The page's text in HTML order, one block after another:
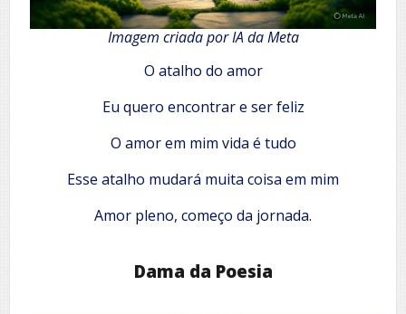
Imagem criada por IA da Meta
O atalho do amor
Eu quero encontrar e ser feliz
O amor em mim vida é tudo
Esse atalho mudará muita coisa em mim
Amor pleno, começo da jornada.
Dama da Poesia